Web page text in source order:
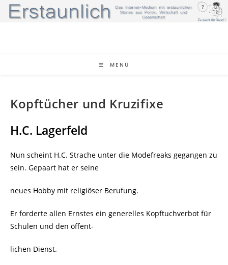
Zum
Inhalt
MENÜ
Kopftücher und Kruzifixe
H.C. Lagerfeld
Nun scheint H.C. Strache unter die Modefreaks gegangen zu
sein. Gepaart hat er seine
neues Hobby mit religiöser Berufung.
Er forderte allen Ernstes ein generelles Kopftuchverbot für
Schulen und den öffent-
lichen Dienst.